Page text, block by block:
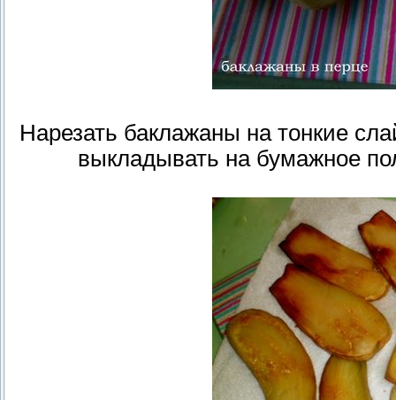
Нарезать баклажаны на тонкие
выкладывать на бумажное